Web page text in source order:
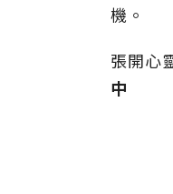
機。
張開心